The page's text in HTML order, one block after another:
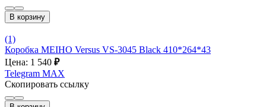
В корзину
(1)
Коробка MEIHO Versus VS-3045 Black 410*264*43
Цена: 1 540 ₽
Telegram MAX
Скопировать ссылку